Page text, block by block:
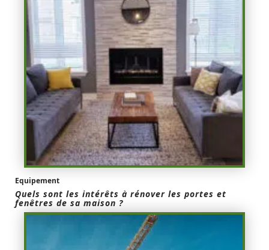
Equipement
Quels sont les intérêts à rénover les portes et
fenêtres de sa maison ?